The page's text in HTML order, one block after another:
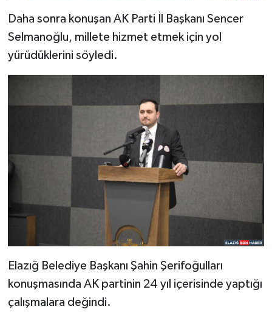
Daha sonra konuşan AK Parti İl Başkanı Sencer
Selmanoğlu, millete hizmet etmek için yol
yürüdüklerini söyledi.
Elazığ Belediye Başkanı Şahin Şerifoğulları
konuşmasında AK partinin 24 yıl içerisinde yaptığı
çalışmalara değindi.